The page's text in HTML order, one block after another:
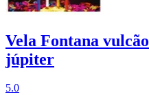
Vela Fontana
júpiter
5.0